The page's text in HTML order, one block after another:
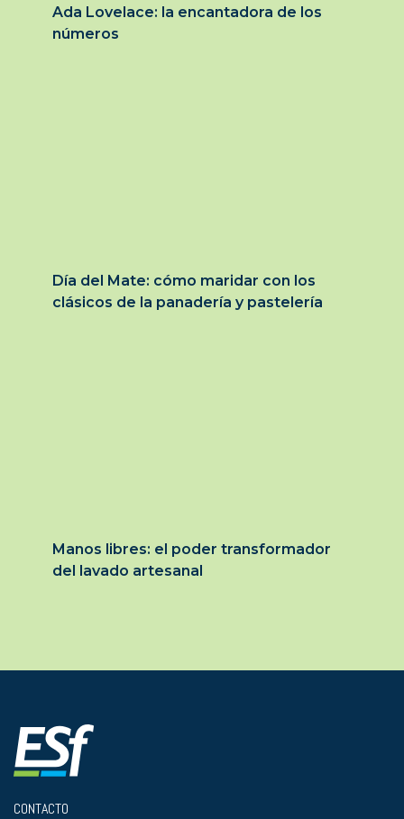
Ada Lovelace: la encantadora de los
números
Día del Mate: cómo maridar con los
clásicos de la panadería y pastelería
Manos libres: el poder transformador
del lavado artesanal
CONTACTO